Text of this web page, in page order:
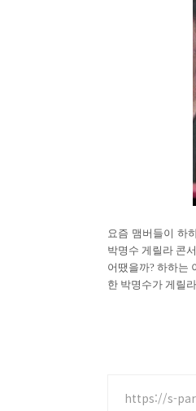
요즘 맴버들이 하
박명수 게릴라 콘
어땠을까? 하하는
한 박명수가 게릴
https://s-